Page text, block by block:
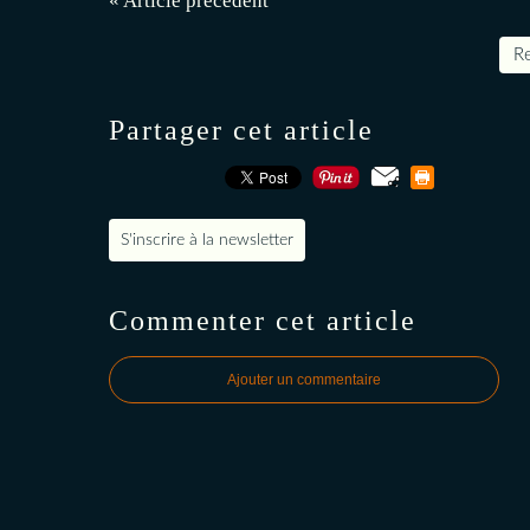
Partager cet article
S'inscrire à la newsletter
Commenter cet article
Ajouter un commentaire